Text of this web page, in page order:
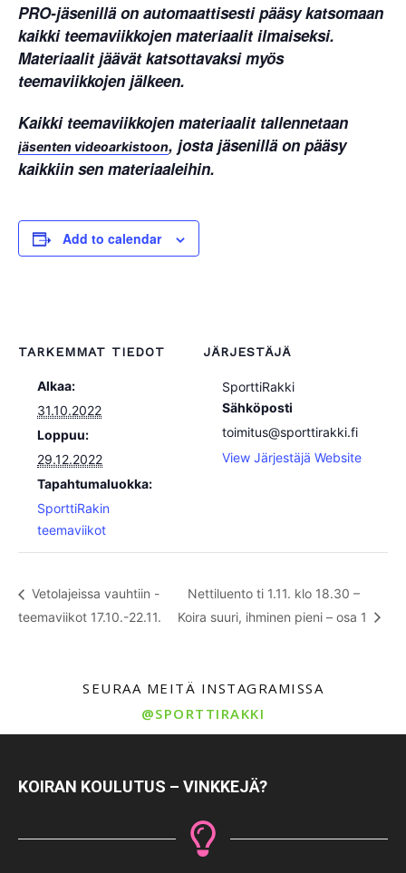
PRO-jäsenillä on automaattisesti pääsy katsomaan
kaikki teemaviikkojen materiaalit ilmaiseksi.
Materiaalit jäävät katsottavaksi myös
teemaviikkojen jälkeen.
Kaikki teemaviikkojen materiaalit tallennetaan
jäsenten videoarkistoon, josta jäsenillä on pääsy
kaikkiin sen materiaaleihin.
Add to calendar
TARKEMMAT TIEDOT
Alkaa:
31.10.2022
Loppuu:
29.12.2022
Tapahtumaluokka:
SporttiRakin
teemaviikot
JÄRJESTÄJÄ
SporttiRakki
Sähköposti
toimitus@sporttirakki.fi
View Järjestäjä Website
Vetolajeissa vauhtiin -
teemaviikot 17.10.-22.11.
Nettiluento ti 1.11. klo 18.30 –
Koira suuri, ihminen pieni – osa 1
SEURAA MEITÄ INSTAGRAMISSA
@SPORTTIRAKKI
KOIRAN KOULUTUS – VINKKEJÄ?